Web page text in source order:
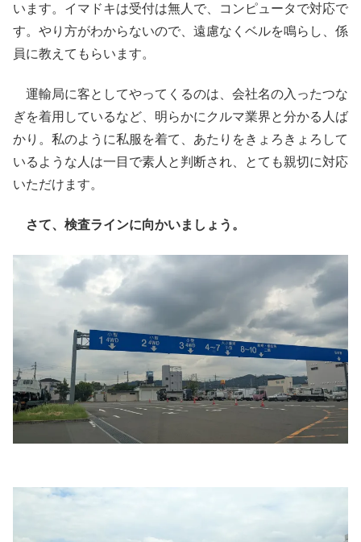
います。イマドキは受付は無人で、コンピュータで対応で
す。やり方がわからないので、遠慮なくベルを鳴らし、係
員に教えてもらいます。
運輸局に客としてやってくるのは、会社名の入ったつな
ぎを着用しているなど、明らかにクルマ業界と分かる人ば
かり。私のように私服を着て、あたりをきょろきょろして
いるような人は一目で素人と判断され、とても親切に対応
いただけます。
さて、検査ラインに向かいましょう。